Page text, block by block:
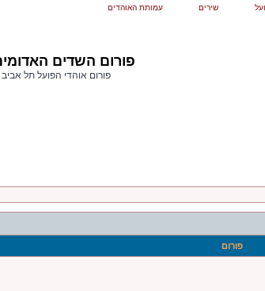
שירים עמותת האוהדים
פורום השדים
פורום אוהדי הפועל תל אביב
פורום